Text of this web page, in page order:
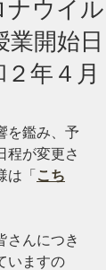
ナウイル
業開始日
年４月
を鑑み、予
程が変更さ
は「 こち
さんにつき
いますの